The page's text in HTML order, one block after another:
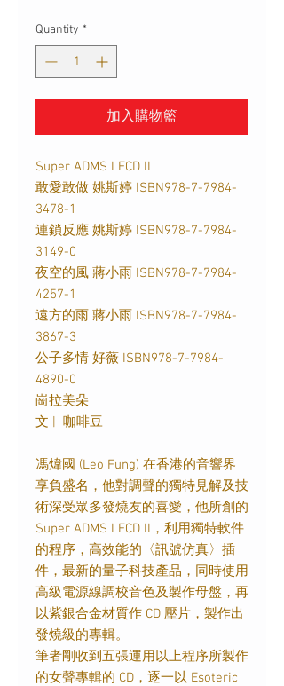
Quantity *
加入購物籃
Super ADMS LECD II
敢愛敢做 姚斯婷 ISBN978-7-7984-
3478-1
連鎖反應 姚斯婷 ISBN978-7-7984-
3149-0
夜空的風 蔣小雨 ISBN978-7-7984-
4257-1
遠方的雨 蔣小雨 ISBN978-7-7984-
3867-3
公子多情 好薇 ISBN978-7-7984-
4890-0
崗拉美朵
文
咖啡豆
馮煒國 (Leo Fung) 在香港的音響界
享負盛名，他對調聲的獨特見解及技
術深受眾多發燒友的喜愛，他所創的
Super ADMS LECD II ，利用獨特軟件
的程序，高效能的〈訊號仿真〉插
件，最新的量子科技產品，同時使用
高級電源線調校音色及製作母盤，再
以紫銀合金材質作 CD 壓片，製作出
發燒級的專輯。
筆者剛收到五張運用以上程序所製作
的女聲專輯的 CD ，逐一以 Esoteric